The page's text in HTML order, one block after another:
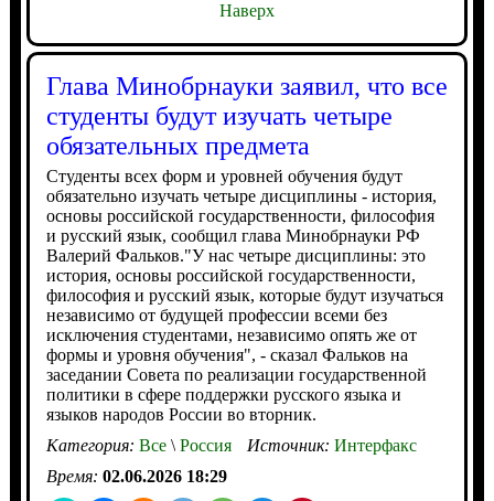
Наверх
Глава Минобрнауки заявил, что все
студенты будут изучать четыре
обязательных предмета
Студенты всех форм и уровней обучения будут
обязательно изучать четыре дисциплины - история,
основы российской государственности, философия
и русский язык, сообщил глава Минобрнауки РФ
Валерий Фальков."У нас четыре дисциплины: это
история, основы российской государственности,
философия и русский язык, которые будут изучаться
независимо от будущей профессии всеми без
исключения студентами, независимо опять же от
формы и уровня обучения", - сказал Фальков на
заседании Совета по реализации государственной
политики в сфере поддержки русского языка и
языков народов России во вторник.
Категория: Все\Россия Источник: Интерфакс
Время: 02.06.2026 18:29